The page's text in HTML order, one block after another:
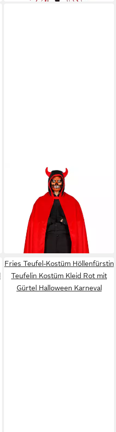
KARNEVAL-KLAMOTTEN
Teufel-Kostüm Roter
Teufelsumhang für
Erwachsene mit Kapuze, Cape
Umhang Herrenkostüm
Damenkostüm Halloween
Karneval
29,95 €
lieferbar - in 5-6 Werktagen bei dir
Fries Teufel-Kostüm Höllenfürstin
Teufelin Kostüm Kleid Rot mit
Gürtel Halloween Karneval